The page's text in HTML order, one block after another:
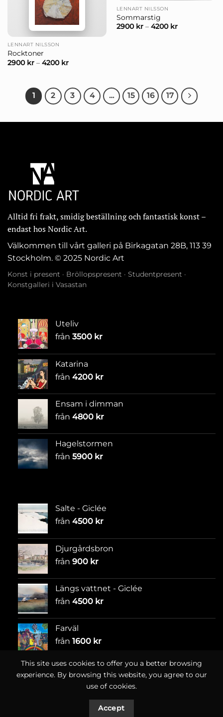
LENNART NILSSON
Rocktoner
2900 kr– 4200 kr
LENNART NILSSON
Sommarstig
2900 kr– 4200 kr
1 2 3 4 … 15 16 17
Alltid fri frakt, smidig beställning och fantastisk konst –
endast hos Nordic Art.
Välkommen till vårt galleri på Birkagatan 28B, 113 39
Stockholm. © 2025 Nordic Art
Konst i present · Bröllopspresent · Studentpresent ·
Konstgalleri i Vasastan
Uteliv
från 3500 kr
Katarina
från 4200 kr
Ensam i dimman
från 4800 kr
Hagelstormen
från 5900 kr
Salte - Giclée
från 4500 kr
Djurgårdsbron
från 900 kr
Längs vattnet - Giclée
från 4500 kr
Farväl
från 1600 kr
This site uses cookies to offer you a better browsing
experience. By browsing this website, you agree to our
use of cookies.
Accept